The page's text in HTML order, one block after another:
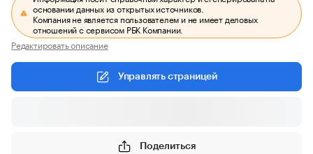
основании данных из открытых источников.
Компания не является пользователем и не имеет деловых
отношений с сервисом РБК Компании.
Редактировать описание
Управлять страницей
Поделиться